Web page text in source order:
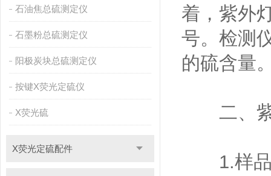
石油焦总硫测定仪
石墨粉总硫测定仪
阳极炭块总硫测定仪
按键X荧光定硫仪
X荧光硫
X荧光定硫配件
着，紫外
号。检测
的硫含量
二、紫
1.样品